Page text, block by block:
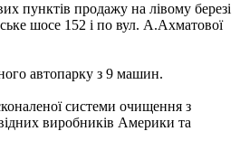
пунктів продажу на лівому березі
шосе 152 і по вул. А.Ахматової
автопарку з 9 машин.
системи очищення з
виробників Америки та